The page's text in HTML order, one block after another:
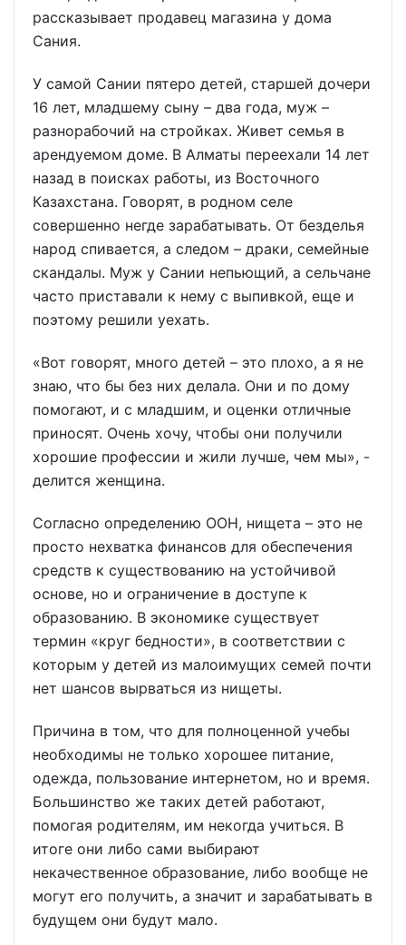
рассказывает продавец магазина у дома
Сания.
У самой Сании пятеро детей, старшей дочери
16 лет, младшему сыну – два года, муж –
разнорабочий на стройках. Живет семья в
арендуемом доме. В Алматы переехали 14 лет
назад в поисках работы, из Восточного
Казахстана. Говорят, в родном селе
совершенно негде зарабатывать. От безделья
народ спивается, а следом – драки, семейные
скандалы. Муж у Сании непьющий, а сельчане
часто приставали к нему с выпивкой, еще и
поэтому решили уехать.
«Вот говорят, много детей – это плохо, а я не
знаю, что бы без них делала. Они и по дому
помогают, и с младшим, и оценки отличные
приносят. Очень хочу, чтобы они получили
хорошие профессии и жили лучше, чем мы», -
делится женщина.
Согласно определению ООН, нищета – это не
просто нехватка финансов для обеспечения
средств к существованию на устойчивой
основе, но и ограничение в доступе к
образованию. В экономике существует
термин «круг бедности», в соответствии с
которым у детей из малоимущих семей почти
нет шансов вырваться из нищеты.
Причина в том, что для полноценной учебы
необходимы не только хорошее питание,
одежда, пользование интернетом, но и время.
Большинство же таких детей работают,
помогая родителям, им некогда учиться. В
итоге они либо сами выбирают
некачественное образование, либо вообще не
могут его получить, а значит и зарабатывать в
будущем они будут мало.